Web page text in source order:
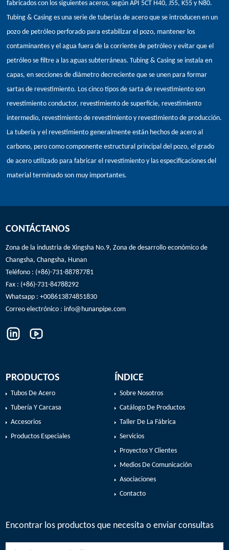
fabricados con los siguientes aceros, según API 5CT H40, J55, K55 y N80.
Tubing & Casing es una serie de tuberías de acero que se introducen en un
pozo de petróleo perforado para estabilizar el pozo, mantener los
contaminantes y el agua fuera de la corriente de petróleo y evitar que el
petróleo se filtre a las aguas subterráneas. Tubing & Casing se instala en
capas, en secciones de diámetro decreciente que se unen para formar
sartas de revestimiento. Los cinco tipos de sarta de revestimiento son
revestimiento conductor, revestimiento de superficie, revestimiento
intermedio, revestimiento de revestimiento y revestimiento de producción.
La tubería y el revestimiento generalmente están hechos de acero al
carbono, pero como componente estructural principal del pozo, el grado
de acero utilizado para fabricar el revestimiento y las especificaciones del
material terminado son muy importantes.
CONTÁCTANOS
Zona de la industria de Xingsha No.9, Zona de desarrollo económico de
Changsha, Changsha, Hunan
Teléfono : (+86)-731-88787781
Fax : (+86)-731-84788292
Whatsapp : +008613874851830
Correo electrónico : info@hunanpipe.com
PRODUCTOS
Tubos De Acero
Tubería Y Carcasa
Accesorios
Productos Especiales
ÍNDICE
Sobre Nosotros
Catálogo De Productos
Taller De La Fábrica
Servicios
Proyectos Y Clientes
Medios De Comunicación
Asociaciones
Contacto
Encontrar los productos que necesita o enviar consultas